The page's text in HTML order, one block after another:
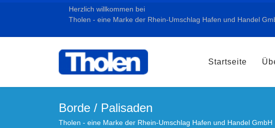
Herzlich willkommen bei
Tholen - eine Marke der Rhein-Umschlag Hafen und Handel
Startseite
Borde / Palisaden
Tholen - eine Marke der Rhein-Umschlag Hafen und Handel GmbH